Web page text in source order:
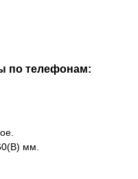
по телефонам:
мм.